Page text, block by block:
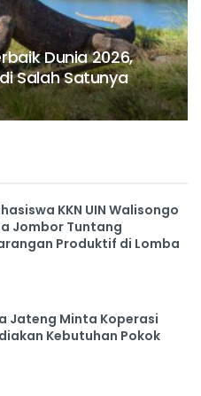
Dunia 2026,
Salah Satunya
KKN UIN Walisongo
Jombor Tuntang
Produktif di Lomba
Jateng Minta Koperasi
Kebutuhan Pokok